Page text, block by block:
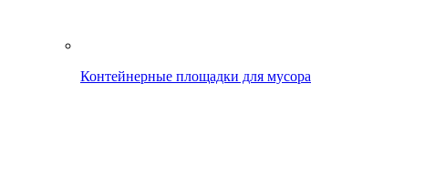
Контейнерные площадки для мусора